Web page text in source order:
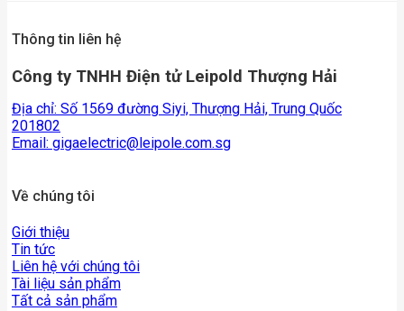
Thông tin liên hệ
Công ty TNHH Điện tử Leipold Thượng Hải
Địa chỉ: Số 1569 đường Siyi, Thượng Hải, Trung Quốc
201802
Email: gigaelectric@leipole.com.sg
Về chúng tôi
Giới thiệu
Tin tức
Liên hệ với chúng tôi
Tài liệu sản phẩm
Tất cả sản phẩm